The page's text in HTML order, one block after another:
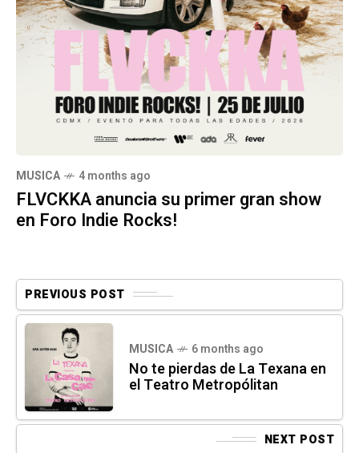
MUSICA 4 months ago
FLVCKKA anuncia su primer gran show
en Foro Indie Rocks!
PREVIOUS POST
MUSICA 6 months ago
No te pierdas de La Texana en
el Teatro Metropólitan
NEXT POST